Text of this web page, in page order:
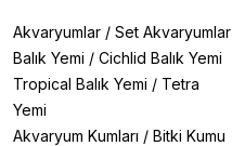
Akvaryumlar / Set Akvaryumlar
Balık Yemi / Cichlid Balık Yemi
Tropical Balık Yemi / Tetra
Yemi
Akvaryum Kumları / Bitki Kumu